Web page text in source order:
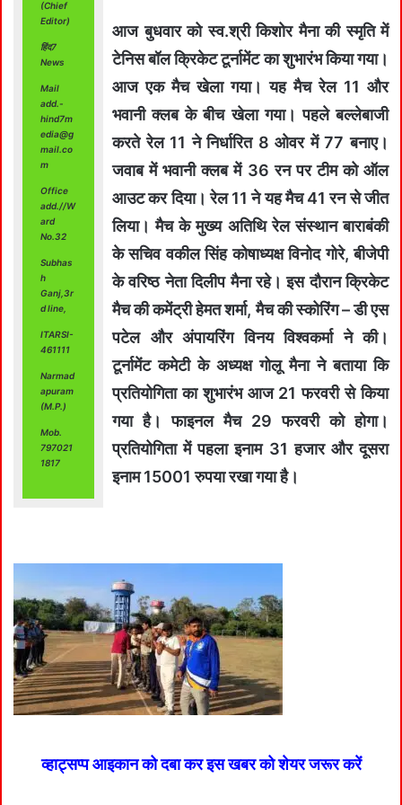
(Chief
Editor)
हिंद7
News
Mail
add.-
hind7m
edia@g
mail.co
m
Office
add.//W
ard
No.32
Subhas
h
Ganj,3r
d line,
ITARSI-
461111
Narmad
apuram
(M.P.)
Mob.
797021
1817
आज बुधवार को स्व.श्री किशोर मैना की स्मृति में
टेनिस बॉल क्रिकेट टूर्नामेंट का शुभारंभ किया गया।
आज एक मैच खेला गया। यह मैच रेल 11 और
भवानी क्लब के बीच खेला गया। पहले बल्लेबाजी
करते रेल 11 ने निर्धारित 8 ओवर में 77 बनाए।
जवाब में भवानी क्लब में 36 रन पर टीम को ऑल
आउट कर दिया। रेल 11 ने यह मैच 41 रन से जीत
लिया। मैच के मुख्य अतिथि रेल संस्थान बाराबंकी
के सचिव वकील सिंह कोषाध्यक्ष विनोद गोरे, बीजेपी
के वरिष्ठ नेता दिलीप मैना रहे। इस दौरान क्रिकेट
मैच की कमेंट्री हेमत शर्मा, मैच की स्कोरिंग – डी एस
पटेल और अंपायरिंग विनय विश्वकर्मा ने की।
टूर्नामेंट कमेटी के अध्यक्ष गोलू मैना ने बताया कि
प्रतियोगिता का शुभारंभ आज 21 फरवरी से किया
गया है। फाइनल मैच 29 फरवरी को होगा।
प्रतियोगिता में पहला इनाम 31 हजार और दूसरा
इनाम 15001 रुपया रखा गया है।
व्हाट्सप्प आइकान को दबा कर इस खबर को शेयर जरूर करें